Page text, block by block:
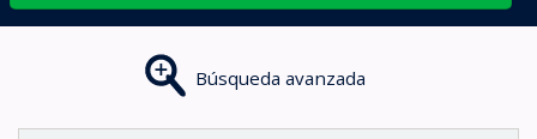
Búsqueda avanzada